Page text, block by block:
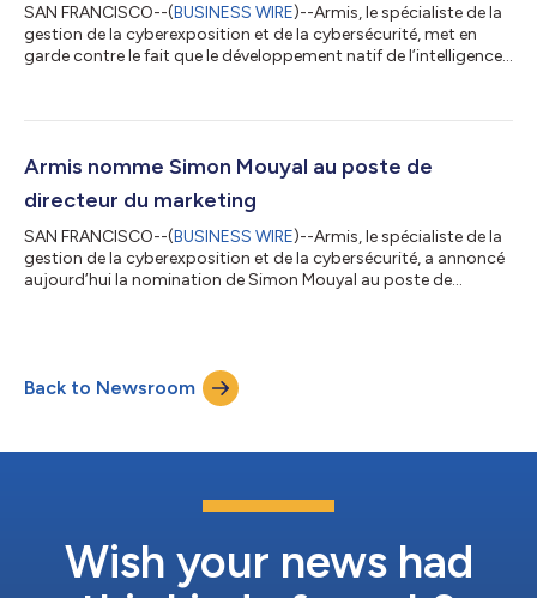
SAN FRANCISCO--(BUSINESS WIRE)--Armis, le spécialiste de la
gestion de la cyberexposition et de la cybersécurité, met en
garde contre le fait que le développement natif de l’intelligence
vulnérabilités systémiques. Une nouvelle étude, menée par Armis
évalué 18 modèles d’IA générative de premier plan dans 31
Armis nomme Simon Mouyal au poste de
directeur du marketing
SAN FRANCISCO--(BUSINESS WIRE)--Armis, le spécialiste de la
gestion de la cyberexposition et de la cybersécurité, a annoncé
aujourd’hui la nomination de Simon Mouyal au poste de
dans son segment et de stimuler la demande pour Armis
Centrix™, la plateforme Armis de gestion de l’exposition aux
Back to Newsroom
Wish your news had